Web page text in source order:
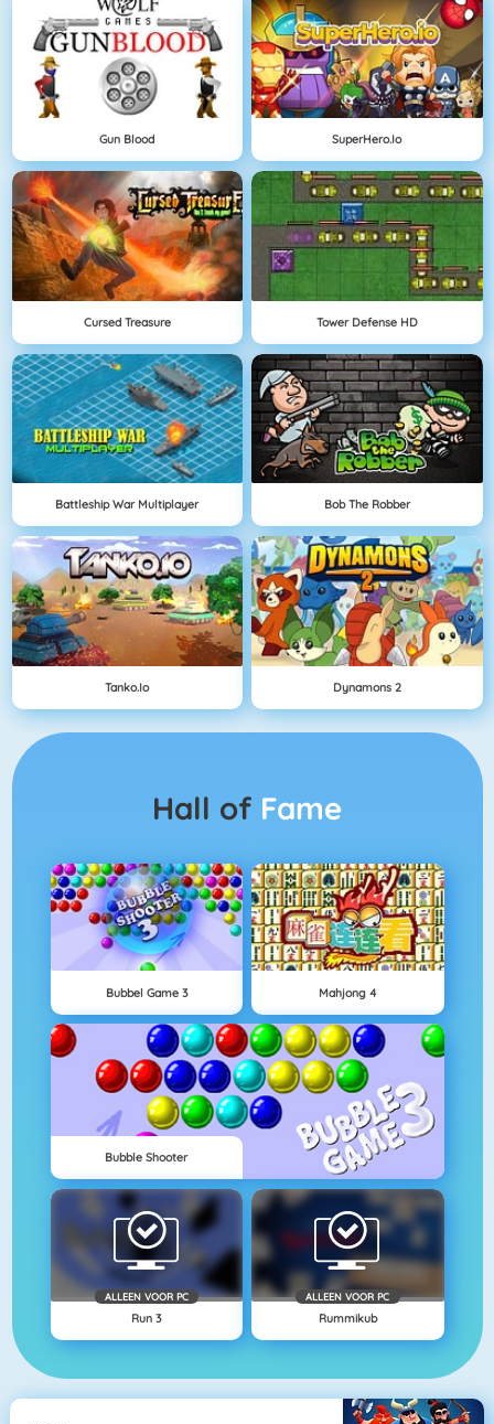
Gun Blood SuperHero.io
Cursed Treasure Tower Defense HD
Battleship War Multiplayer Bob The Robber
Tanko.io Dynamons 2
Hall of Fame
Bubbel Game 3 Mahjong 4
Bubble Shooter
ALLEEN VOOR PC
Run 3
ALLEEN VOOR PC
Rummikub